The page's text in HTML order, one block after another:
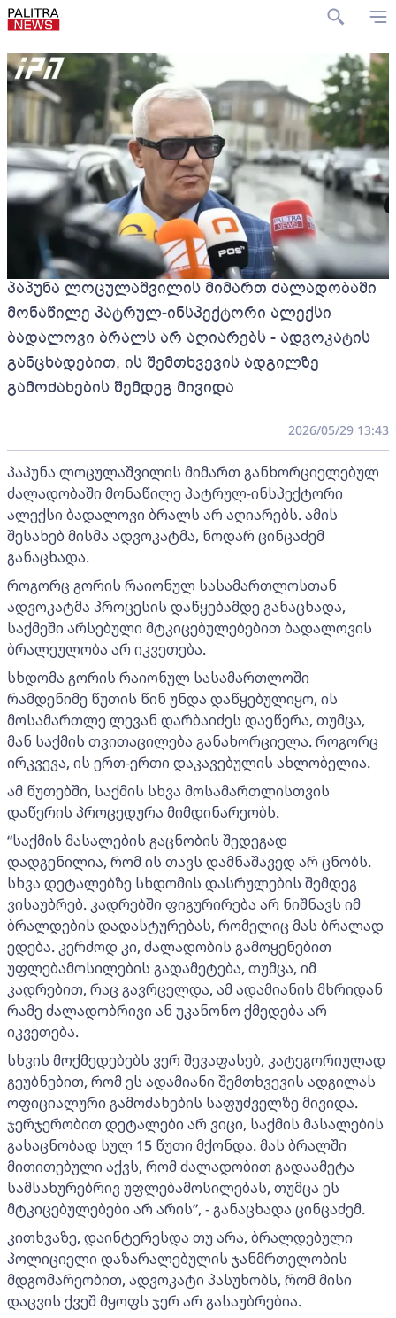
პაპუნა ლოცულაშვილის მიმართ ძალადობაში
მონაწილე პატრულ-ინსპექტორი ალექსი
ბადალოვი ბრალს არ აღიარებს - ადვოკატის
განცხადებით, ის შემთხვევის ადგილზე
გამოძახების შემდეგ მივიდა
2026/05/29 13:43
პაპუნა ლოცულაშვილის მიმართ განხორციელებულ
ძალადობაში მონაწილე პატრულ-ინსპექტორი
ალექსი ბადალოვი ბრალს არ აღიარებს. ამის
შესახებ მისმა ადვოკატმა, ნოდარ ცინცაძემ
განაცხადა.
როგორც გორის რაიონულ სასამართლოსთან
ადვოკატმა პროცესის დაწყებამდე განაცხადა,
საქმეში არსებული მტკიცებულებებით ბადალოვის
ბრალეულობა არ იკვეთება.
სხდომა გორის რაიონულ სასამართლოში
რამდენიმე წუთის წინ უნდა დაწყებულიყო, ის
მოსამართლე ლევან დარბაიძეს დაეწერა, თუმცა,
მან საქმის თვითაცილება განახორციელა. როგორც
ირკვევა, ის ერთ-ერთი დაკავებულის ახლობელია.
ამ წუთებში, საქმის სხვა მოსამართლისთვის
დაწერის პროცედურა მიმდინარეობს.
“საქმის მასალების გაცნობის შედეგად
დადგენილია, რომ ის თავს დამნაშავედ არ ცნობს.
სხვა დეტალებზე სხდომის დასრულების შემდეგ
ვისაუბრებ. კადრებში ფიგურირება არ ნიშნავს იმ
ბრალდების დადასტურებას, რომელიც მას ბრალად
ედება. კერძოდ კი, ძალადობის გამოყენებით
უფლებამოსილების გადამეტება, თუმცა, იმ
კადრებით, რაც გავრცელდა, ამ ადამიანის მხრიდან
რამე ძალადობრივი ან უკანონო ქმედება არ
იკვეთება.
სხვის მოქმედებებს ვერ შევაფასებ, კატეგორიულად
გეუბნებით, რომ ეს ადამიანი შემთხვევის ადგილას
ოფიციალური გამოძახების საფუძველზე მივიდა.
ჯერჯერობით დეტალები არ ვიცი, საქმის მასალების
გასაცნობად სულ 15 წუთი მქონდა. მას ბრალში
მითითებული აქვს, რომ ძალადობით გადაამეტა
სამსახურებრივ უფლებამოსილებას, თუმცა ეს
მტკიცებულებები არ არის”, - განაცხადა ცინცაძემ.
კითხვაზე, დაინტერესდა თუ არა, ბრალდებული
პოლიციელი დაზარალებულის ჯანმრთელობის
მდგომარეობით, ადვოკატი პასუხობს, რომ მისი
დაცვის ქვეშ მყოფს ჯერ არ გასაუბრებია.